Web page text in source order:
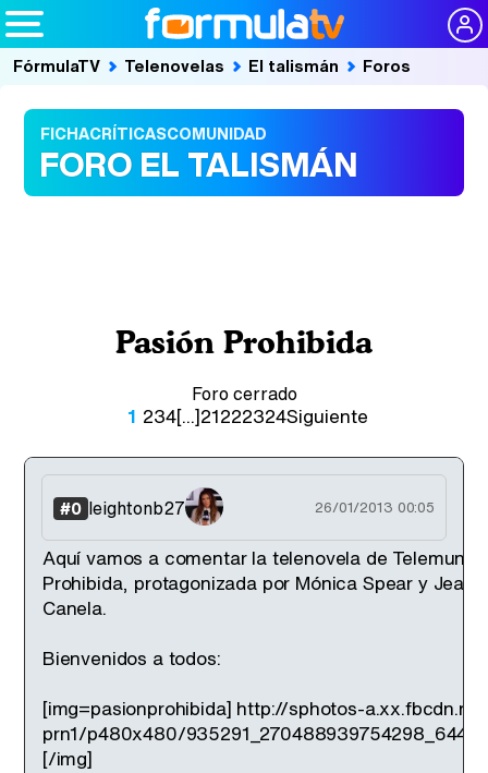
FórmulaTV Telenovelas El talismán Foros
FICHACRÍTICASCOMUNIDAD
FORO EL TALISMÁN
Pasión Prohibida
Foro cerrado
1 234[...]21222324Siguiente
#0 leightonb27 26/01/2013 00:05
Aquí vamos a comentar la telenovela de
Prohibida, protagonizada por Mónica Spear y
Canela.
Bienvenidos a todos:
[img=pasionprohibida] http://sphotos-
prn1/p480x480/
[/img]